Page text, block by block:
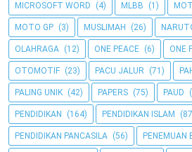
MICROSOFT WORD (4) MLBB (1)
MOTO GP (3) MUSLIMAH (26)
OLAHRAGA (12) ONE PEACE (6) ONE
OTOMOTIF (23) PACU JALUR (71)
PALING UNIK (42) PAPERS (75) PAUD
PENDIDIKAN (164) PENDIDIKAN ISLAM
PENDIDIKAN PANCASILA (56) PENEMUAN